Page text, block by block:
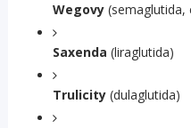
Wegovy(semaglutida,
Saxenda (liraglutida)
Trulicity(dulaglutida)